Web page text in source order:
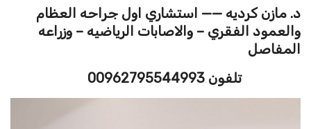
د. مازن كرديه —— استشاري اول جراحه العظام
والعمود الفقري – والاصابات الرياضيه – وزراعه
المفاصل
تلفون 00962795544993